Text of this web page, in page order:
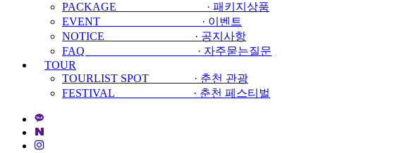
PACKAGE · 패키지상품
EVENT · 이벤트
NOTICE · 공지사항
FAQ · 자주묻는질문
TOUR
TOURLIST SPOT · 춘천 관광
FESTIVAL · 춘천 페스티벌